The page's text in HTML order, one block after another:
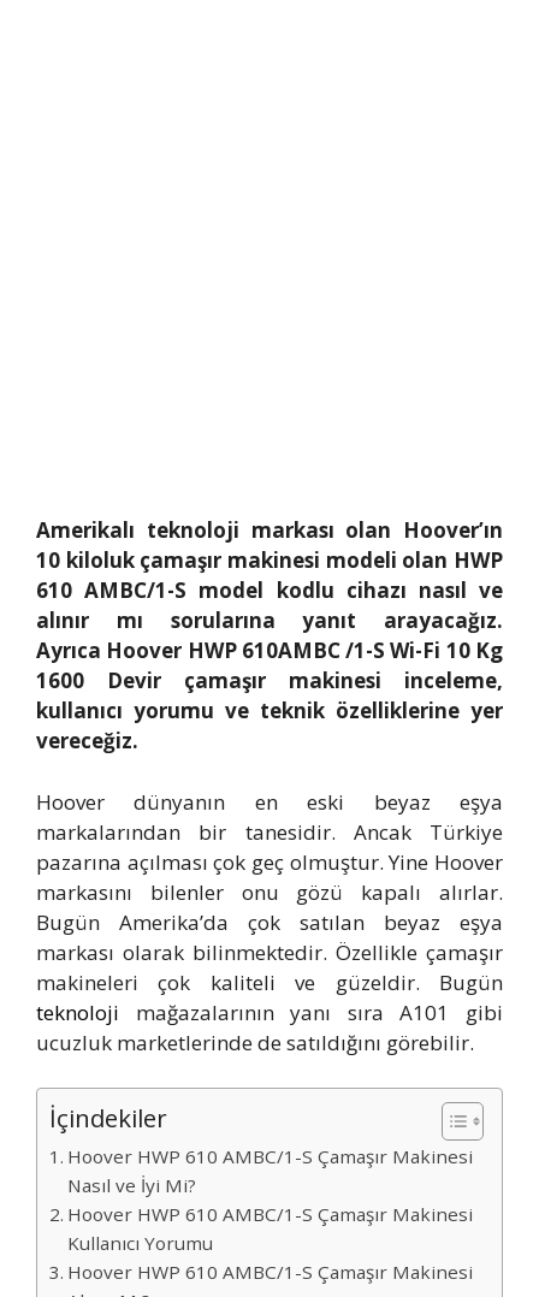
Amerikalı teknoloji markası olan Hoover’ın
10 kiloluk çamaşır makinesi modeli olan HWP
610 AMBC/1-S model kodlu cihazı nasıl ve
alınır mı sorularına yanıt arayacağız.
Ayrıca Hoover HWP 610AMBC /1-S Wi-Fi 10 Kg
1600 Devir çamaşır makinesi inceleme,
kullanıcı yorumu ve teknik özelliklerine yer
vereceğiz.
Hoover dünyanın en eski beyaz eşya
markalarından bir tanesidir. Ancak Türkiye
pazarına açılması çok geç olmuştur. Yine Hoover
markasını bilenler onu gözü kapalı alırlar.
Bugün Amerika’da çok satılan beyaz eşya
markası olarak bilinmektedir. Özellikle çamaşır
makineleri çok kaliteli ve güzeldir. Bugün
teknoloji mağazalarının yanı sıra A101 gibi
ucuzluk marketlerinde de satıldığını görebilir.
İçindekiler
Hoover HWP 610 AMBC/1-S Çamaşır Makinesi
Nasıl ve İyi Mi?
Hoover HWP 610 AMBC/1-S Çamaşır Makinesi
Kullanıcı Yorumu
Hoover HWP 610 AMBC/1-S Çamaşır Makinesi